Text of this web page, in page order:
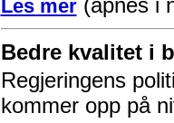
Les mer(åpnes i
Bedre kvalitet i
Regjeringens
kommer opp på